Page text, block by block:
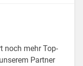
noch mehr Top-
Partner